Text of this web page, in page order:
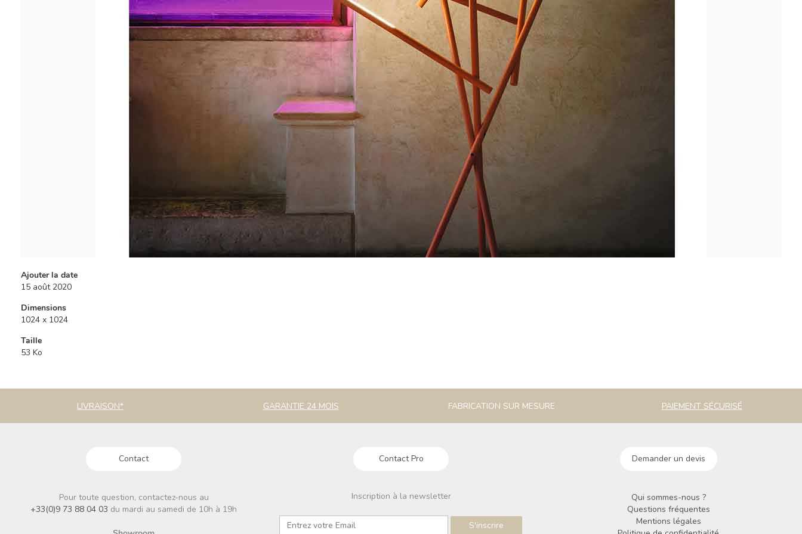
Ajouter la date
15 août 2020
Dimensions
1024 x 1024
Taille
53 Ko
LIVRAISON* GARANTIE 24 MOIS FABRICATION SUR MESURE PAIEMENT SÉCURISÉ
Contact Contact Pro Demander un devis
Pour toute question, contactez-nous au
+33(0)9 73 88 04 03 du mardi au samedi de 10h à 19h
Inscription à la newsletter
Qui sommes-nous ?
Questions fréquentes
Mentions légales